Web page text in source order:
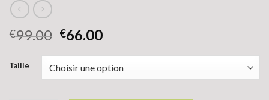
€99.00 €66.00
Taille